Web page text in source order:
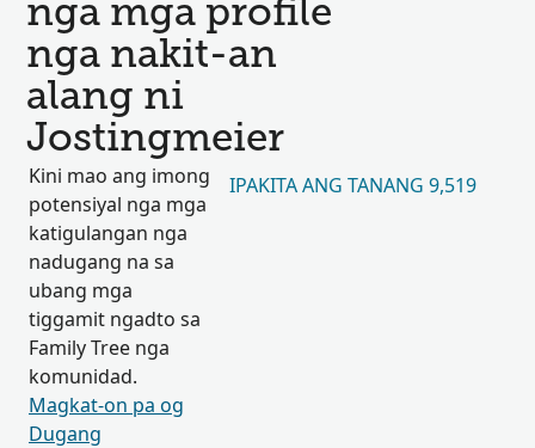
nga mga profile
nga nakit-an
alang ni
Jostingmeier
Kini mao ang imong
potensiyal nga mga
katigulangan nga
nadugang na sa
ubang mga
tiggamit ngadto sa
Family Tree nga
komunidad.
Magkat-on pa og
Dugang
IPAKITA ANG TANANG 9,519